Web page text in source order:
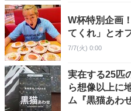
W杯特別企画
てくれ」とオ
7/7(火) 0:00
実在する25匹
ら想像以上に
ム『黒猫あわせ